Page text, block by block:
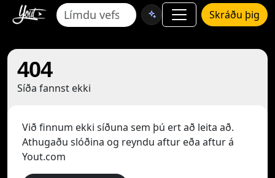
Skráðu þig
404
Síða fannst ekki
Við finnum ekki síðuna sem þú ert að leita að.
Athugaðu slóðina og reyndu aftur eða aftur á
Yout.com